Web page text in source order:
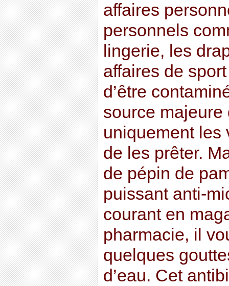
affaires
personnels
lingerie, les
affaires de
d’être
source majeure
uniquement les
de les prêter.
de pépin de
puissant anti-
courant en
pharmacie, il
quelques
d’eau. Cet